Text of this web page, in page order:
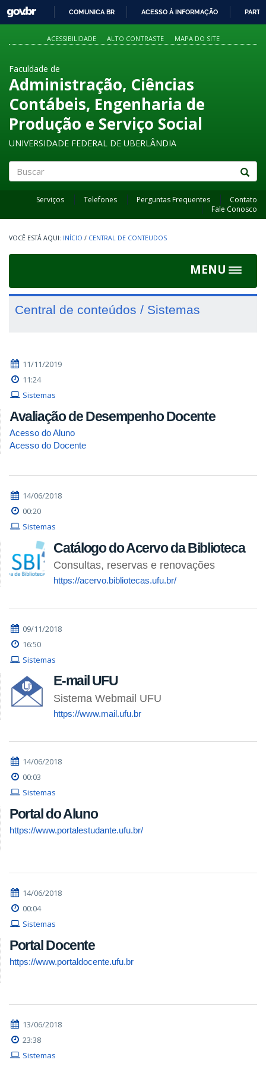
PARA
O
GOVBR
COMUNICA BR ACESSO À INFORMAÇÃO
ACESSIBILIDADE ALTO CONTRASTE MAPA DO SITE
Faculdade de
Administração, Ciências
Contábeis, Engenharia de
Produção e Serviço Social
UNIVERSIDADE FEDERAL DE UBERLÂNDIA
Serviços Telefones Perguntas Frequentes
Contato
Fale Conosco
INÍCIO / CENTRAL DE CONTEUDOS
MENU
Toggle
Central de conteúdos / Sistemas
11/11/2019
11:24
Sistemas
Avaliação de Desempenho Docente
Acesso do Aluno
Acesso do Docente
14/06/2018
00:20
Sistemas
Catálogo do Acervo da Biblioteca
Consultas, reservas e renovações
https://acervo.bibliotecas.ufu.br/
09/11/2018
16:50
Sistemas
E-mail UFU
Sistema Webmail UFU
https://www.mail.ufu.br
14/06/2018
00:03
Sistemas
Portal do Aluno
https://www.portalestudante.ufu.br/
14/06/2018
00:04
Sistemas
Portal Docente
https://www.portaldocente.ufu.br
13/06/2018
23:38
Sistemas